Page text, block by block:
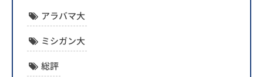
アラバマ大
ミシガン大
総評